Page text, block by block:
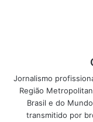
Jornalismo
Região
Brasil e do
transmitido por